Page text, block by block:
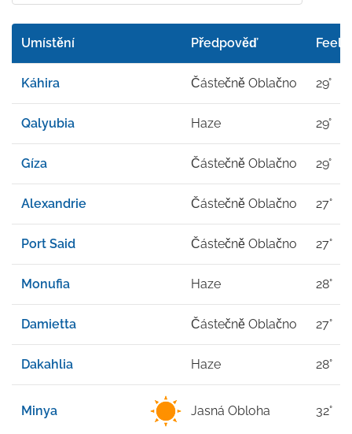
Umístění Předpověď Feel
Káhira Částečně Oblačno 29°
Qalyubia Haze 29°
Gíza Částečně Oblačno 29°
Alexandrie Částečně Oblačno 27°
Port Said Částečně Oblačno 27°
Monufia Haze 28°
Damietta Částečně Oblačno 27°
Dakahlia Haze 28°
Minya Jasná Obloha 32°